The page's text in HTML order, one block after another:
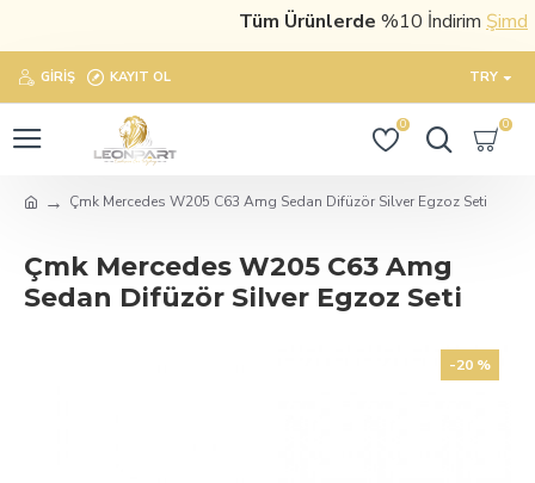
Tüm Ürünlerde%10 İndirimŞimdi
GIRIŞ KAYIT OL TRY
0 0
Çmk Mercedes W205 C63 Amg Sedan Difüzör Silver Egzoz Seti
Çmk Mercedes W205 C63 Amg
Sedan Difüzör Silver Egzoz Seti
-20 %